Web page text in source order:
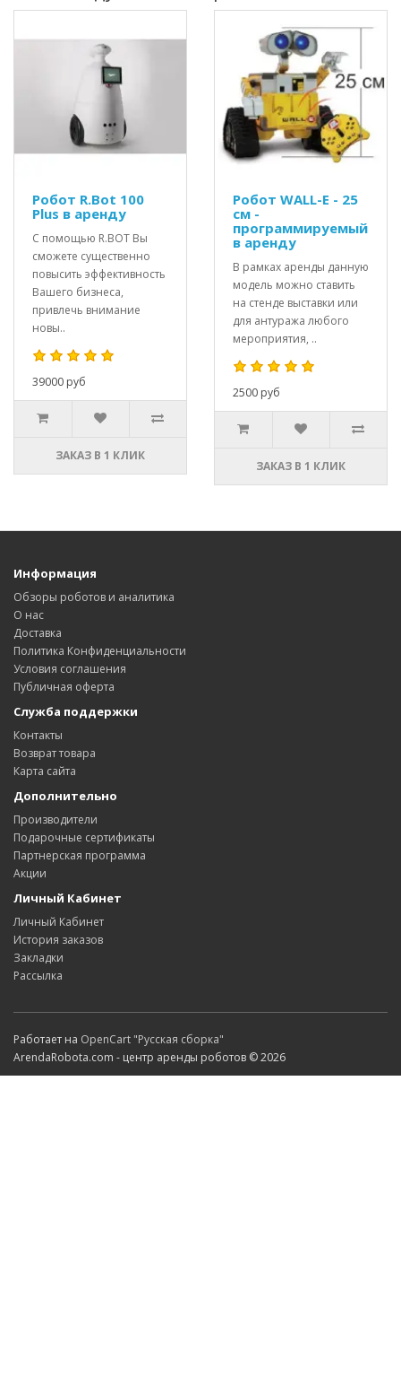
Робот R.Bot 100
Plus в аренду
С помощью R.BOT Вы
сможете существенно
повысить эффективность
Вашего бизнеса,
привлечь внимание
новы..
39000 руб
ЗАКАЗ В 1 КЛИК
Робот WALL-E - 25
см -
программируемый
в аренду
В рамках аренды данную
модель можно ставить
на стенде выставки или
для антуража любого
мероприятия, ..
2500 руб
ЗАКАЗ В 1 КЛИК
Информация
Обзоры роботов и аналитика
О нас
Доставка
Политика Конфиденциальности
Условия соглашения
Публичная оферта
Служба поддержки
Контакты
Возврат товара
Карта сайта
Дополнительно
Производители
Подарочные сертификаты
Партнерская программа
Акции
Личный Кабинет
Личный Кабинет
История заказов
Закладки
Рассылка
Работает на OpenCart "Русская сборка"
ArendaRobota.com - центр аренды роботов © 2026